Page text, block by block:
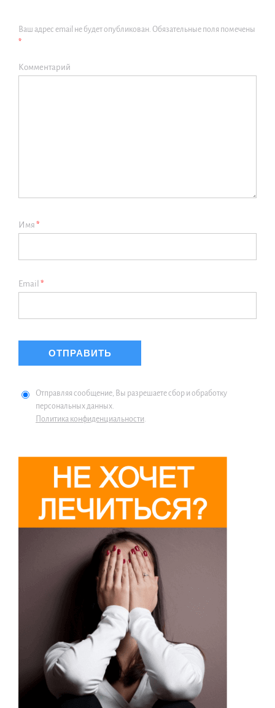
Ваш адрес email не будет опубликован. Обязательные поля помечены
*
Комментарий
Имя *
Email *
Отправляя сообщение, Вы разрешаете сбор и обработку
персональных данных.
Политика конфиденциальности